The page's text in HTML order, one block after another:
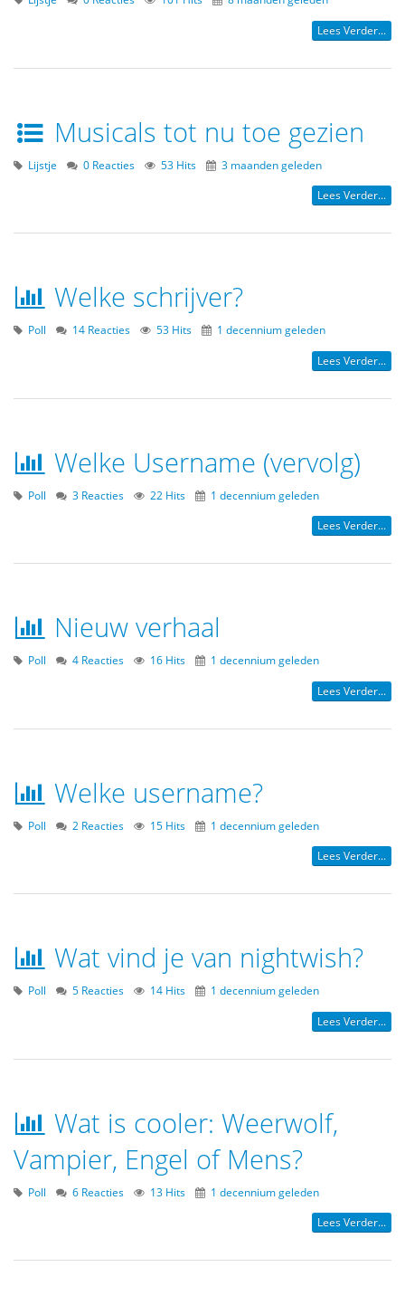
Lees Verder...
Musicals tot nu toe gezien
Lijstje 0 Reacties 53 Hits 3 maanden geleden
Lees Verder...
Welke schrijver?
Poll 14 Reacties 53 Hits 1 decennium geleden
Lees Verder...
Welke Username (vervolg)
Poll 3 Reacties 22 Hits 1 decennium geleden
Lees Verder...
Nieuw verhaal
Poll 4 Reacties 16 Hits 1 decennium geleden
Lees Verder...
Welke username?
Poll 2 Reacties 15 Hits 1 decennium geleden
Lees Verder...
Wat vind je van nightwish?
Poll 5 Reacties 14 Hits 1 decennium geleden
Lees Verder...
Wat is cooler: Weerwolf,
Vampier, Engel of Mens?
Poll 6 Reacties 13 Hits 1 decennium geleden
Lees Verder...